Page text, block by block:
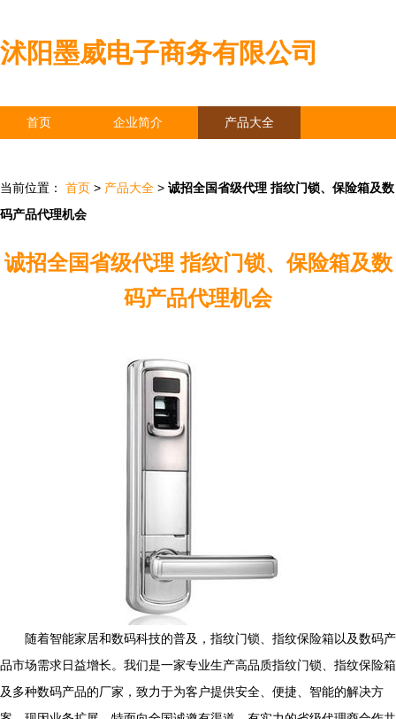
沭阳墨威电子商务有限公司
首页 企业简介 产品大全
当前位置： 首页 > 产品大全 > 诚招全国省级代理 指纹门锁、保险箱及数
码产品代理机会
诚招全国省级代理 指纹门锁、保险箱及数
码产品代理机会
随着智能家居和数码科技的普及，指纹门锁、指纹保险箱以及数码产
品市场需求日益增长。我们是一家专业生产高品质指纹门锁、指纹保险箱
及多种数码产品的厂家，致力于为客户提供安全、便捷、智能的解决方